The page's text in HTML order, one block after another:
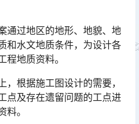
通过地区的地形、地貌、地
和水文地质条件，为设计各
程地质资料。
根据施工图设计的需要，
点及存在遗留问题的工点进
。